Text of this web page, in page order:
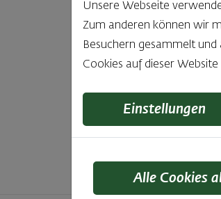
Unsere Webseite
Zum anderen können wir
Besuchern gesammelt
Cookies auf dieser
Einstellungen
Alle Cookies